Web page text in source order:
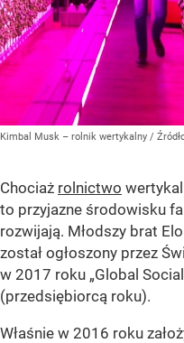
Kimbal Musk – rolnik wertykalny /
Chociaż rolnictwo
to przyjazne środowisku
rozwijają. Młodszy brat
został ogłoszony przez
w 2017 roku „Global
(przedsiębiorcą roku).
Właśnie w 2016 roku